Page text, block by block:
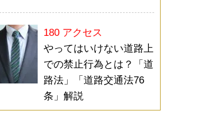
180 アクセス
やってはいけない道路上
での禁止行為とは？「道
路法」「道路交通法76
条」解説